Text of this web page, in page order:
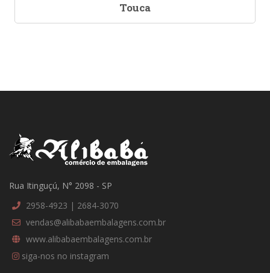
Touca
Rua Itinguçú, N° 2098 - SP
2958-4923 | 2684-3070
vendas@alibabaembalagens.com.br
www.alibabaembalagens.com.br
siga-nos no instagram